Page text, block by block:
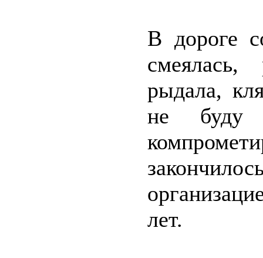
В дороге
рыдала,
не буду
лет.